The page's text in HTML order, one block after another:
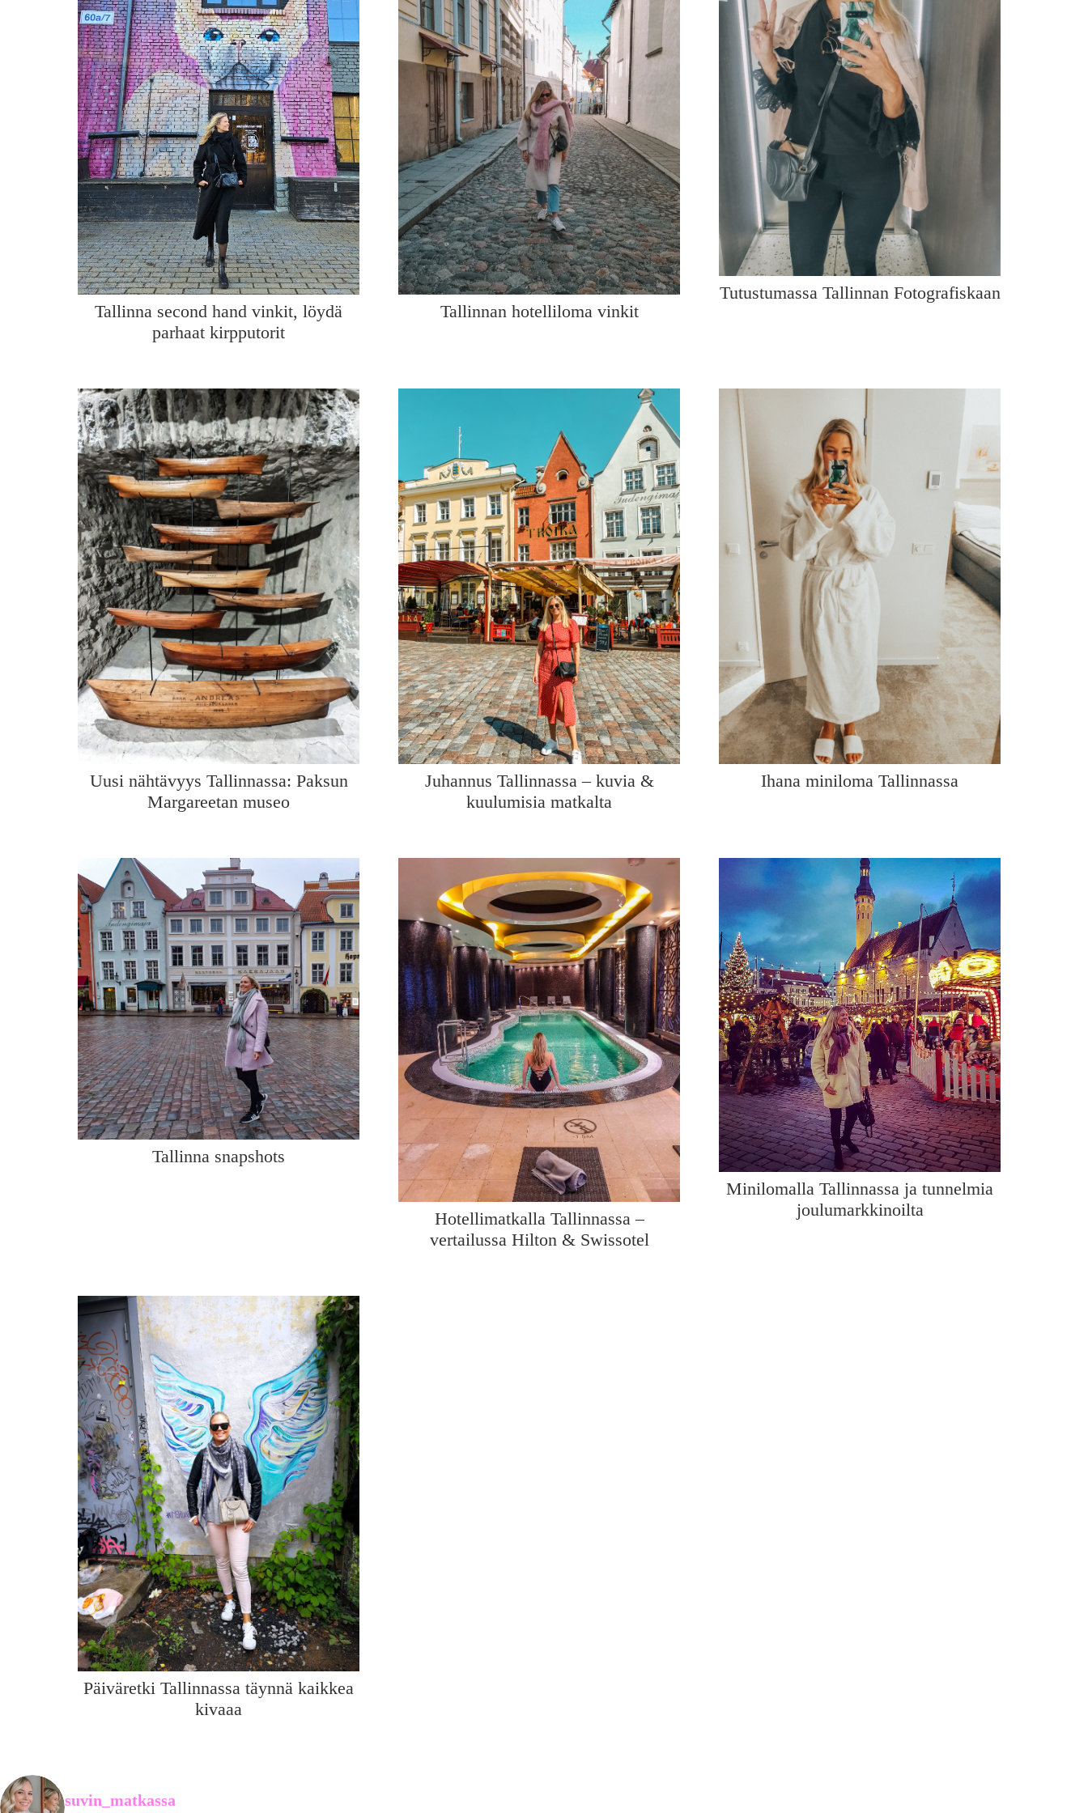
Tallinna second hand vinkit, löydä
parhaat kirpputorit
Tallinnan hotelliloma vinkit
Tutustumassa Tallinnan Fotografiskaan
Uusi nähtävyys Tallinnassa: Paksun
Margareetan museo
Juhannus Tallinnassa – kuvia &
kuulumisia matkalta
Ihana miniloma Tallinnassa
Tallinna snapshots
Hotellimatkalla Tallinnassa –
vertailussa Hilton & Swissotel
Minilomalla Tallinnassa ja tunnelmia
joulumarkkinoilta
Päiväretki Tallinnassa täynnä kaikkea
kivaaa
suvin_matkassa